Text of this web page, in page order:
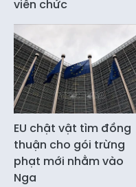
viên chức
EU chật vật tìm đồng
thuận cho gói trừng
phạt mới nhằm vào
Nga